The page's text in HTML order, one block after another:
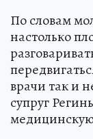
По словам
настолько
врачи так и
супруг